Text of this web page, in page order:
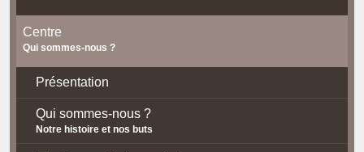
Centre
Qui sommes-nous ?
Présentation
Qui sommes-nous ?
Notre histoire et nos buts